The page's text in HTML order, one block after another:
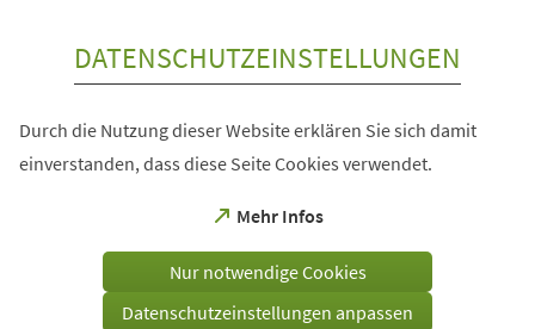
DATENSCHUTZEINSTELLUNGEN
Durch die Nutzung dieser Website erklären Sie sich damit
einverstanden, dass diese Seite Cookies verwendet.
Mehr Infos
(Öffnet
einem
Tab)
Nur notwendige Cookies
Datenschutzeinstellungen anpassen